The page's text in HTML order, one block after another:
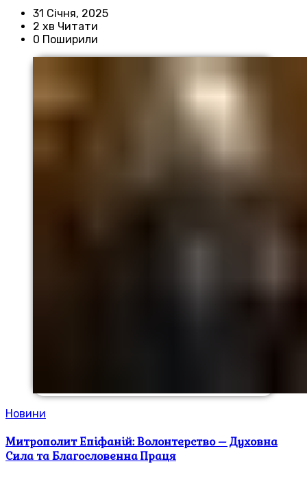
31 Січня, 2025
2 хв Читати
0 Поширили
Новини
Митрополит Епіфаній: Волонтерство – Духовна
Сила та Благословенна Праця